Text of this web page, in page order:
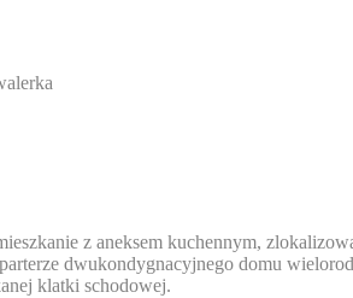
z aneksem kuchennym,
dwukondygnacyjnego domu
klatki schodowej.